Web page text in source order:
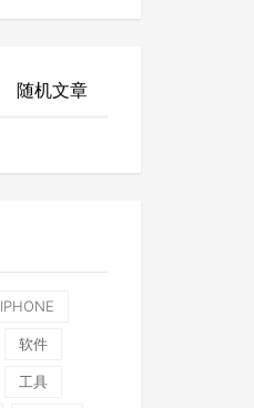
随机文章
IPHONE
软件
工具